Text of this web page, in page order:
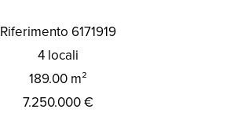
Riferimento 6171919
4 locali
189.00 m²
7.250.000 €